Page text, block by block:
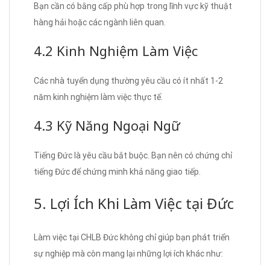
Bạn cần có bằng cấp phù hợp trong lĩnh vực kỹ thuật
hàng hải hoặc các ngành liên quan.
4.2 Kinh Nghiệm Làm Việc
Các nhà tuyển dụng thường yêu cầu có ít nhất 1-2
năm kinh nghiệm làm việc thực tế.
4.3 Kỹ Năng Ngoại Ngữ
Tiếng Đức là yêu cầu bắt buộc. Bạn nên có chứng chỉ
tiếng Đức để chứng minh khả năng giao tiếp.
5. Lợi Ích Khi Làm Việc tại Đức
Làm việc tại CHLB Đức không chỉ giúp bạn phát triển
sự nghiệp mà còn mang lại những lợi ích khác như: